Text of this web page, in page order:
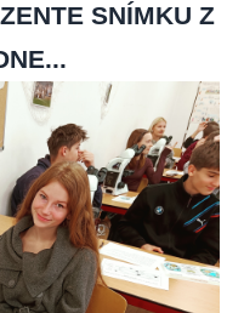
SNÍMKU Z